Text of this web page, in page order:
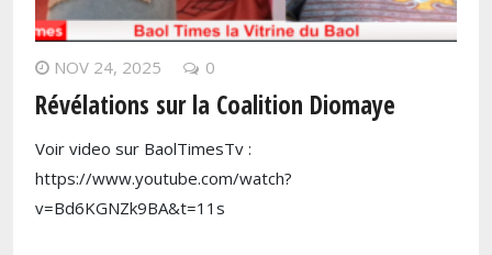
NOV 24, 2025 0
Révélations sur la Coalition Diomaye
Voir video sur BaolTimesTv :
https://www.youtube.com/watch?
v=Bd6KGNZk9BA&t=11s